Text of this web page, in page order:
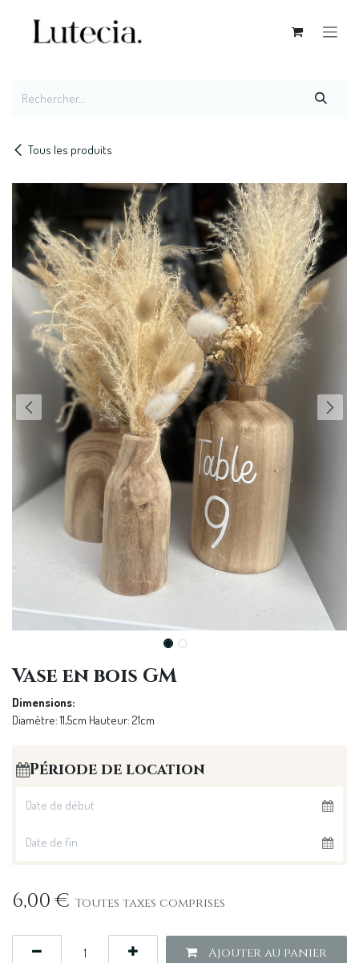
Tous les produits
Vase en bois GM
Dimensions:
Diamètre: 11,5cm Hauteur: 21cm
Période de location
6,00€ Toutes taxes comprises
Ajouter au panier